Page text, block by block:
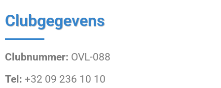
Clubgegevens
Clubnummer: OVL-088
Tel: +32 09 236 10 10